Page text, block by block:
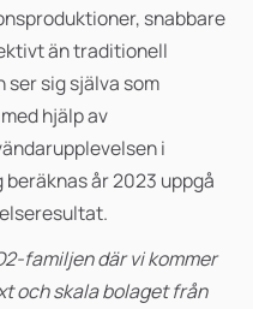
snabbare
än traditionell
sig själva som
hjälp av
i
år 2023 uppgå
familjen där vi kommer
och skala bolaget från